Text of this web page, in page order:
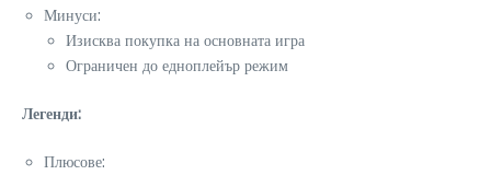
Минуси:
Изисква покупка на основната игра
Ограничен до едноплейър режим
Легенди:
Плюсове: